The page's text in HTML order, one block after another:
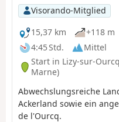
Visorando-Mitglied
15,37 km
+118 m
4:45 Std.
Mittel
Start in Lizy-sur-
Marne)
Abwechslungsreiche
Ackerland sowie ein
de l'Ourcq.